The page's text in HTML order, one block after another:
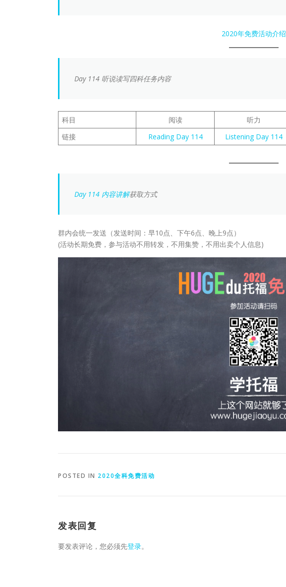
2020年免费活动介绍
Day 114 听说读写四科任务内容
科目 阅读 听力
链接
Reading Day 114 Listening Day 114
Day 114 内容讲解获取方式
群内会统一发送（发送时间：早10点、下午6点、晚上9点）
(活动长期免费，参与活动不用转发，不用集赞，不用出卖个人信息)
POSTED IN 2020全科免费活动
发表回复
要发表评论，您必须先登录。